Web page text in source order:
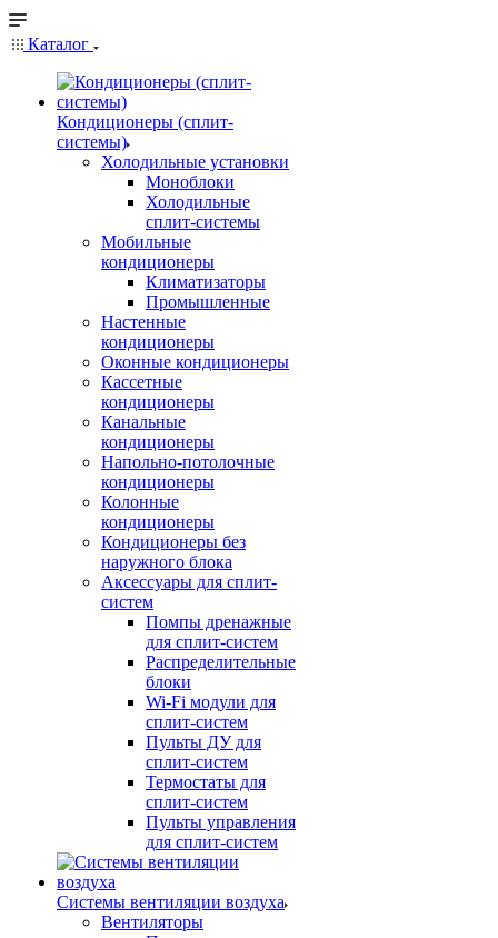
Каталог
Кондиционеры (сплит-
системы)
Холодильные установки
Моноблоки
Холодильные
сплит-системы
Мобильные
кондиционеры
Климатизаторы
Промышленные
Настенные
кондиционеры
Оконные кондиционеры
Кассетные
кондиционеры
Канальные
кондиционеры
Напольно-потолочные
кондиционеры
Колонные
кондиционеры
Кондиционеры без
наружного блока
Аксессуары для сплит-
систем
Помпы дренажные
для сплит-систем
Распределительные
блоки
Wi-Fi модули для
сплит-систем
Пульты ДУ для
сплит-систем
Термостаты для
сплит-систем
Пульты управления
для сплит-систем
Системы вентиляции воздуха
Вентиляторы